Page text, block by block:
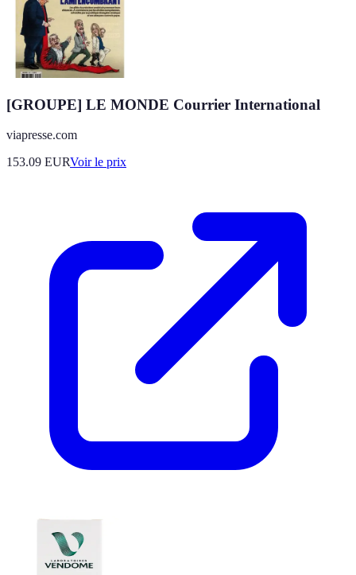
[GROUPE] LE MONDE Courrier International
viapresse.com
153.09 EURVoir le prix